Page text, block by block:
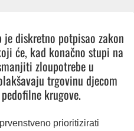
diskretno potpisao zakon
će, kad konačno stupi na
zloupotrebe u
trgovinu djecom
krugove.
prioritizirati